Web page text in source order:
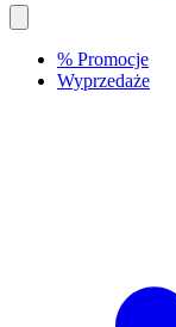
% Promocje
Wyprzedaże